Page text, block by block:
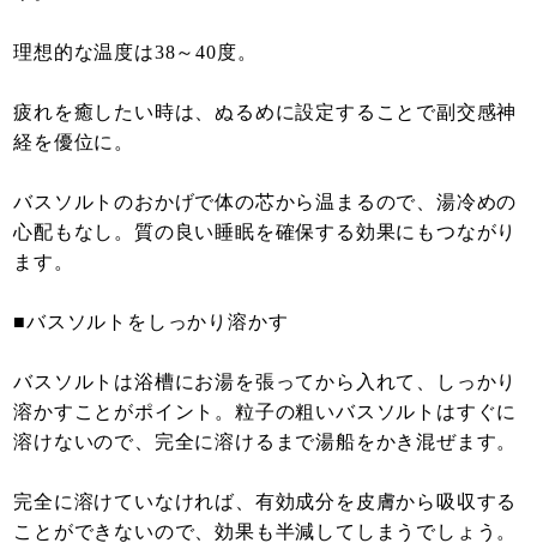
理想的な温度は38～40度。
疲れを癒したい時は、ぬるめに設定することで副交感神
経を優位に。
バスソルトのおかげで体の芯から温まるので、湯冷めの
心配もなし。質の良い睡眠を確保する効果にもつながり
ます。
■バスソルトをしっかり溶かす
バスソルトは浴槽にお湯を張ってから入れて、しっかり
溶かすことがポイント。粒子の粗いバスソルトはすぐに
溶けないので、完全に溶けるまで湯船をかき混ぜます。
完全に溶けていなければ、有効成分を皮膚から吸収する
ことができないので、効果も半減してしまうでしょう。